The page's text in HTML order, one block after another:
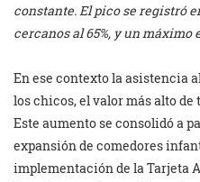
constante. El pico se registró
cercanos al 65%, y un máximo
En ese contexto la asistencia
los chicos, el valor más alto de
Este aumento se consolidó a
expansión de comedores
implementación de la Tarjeta